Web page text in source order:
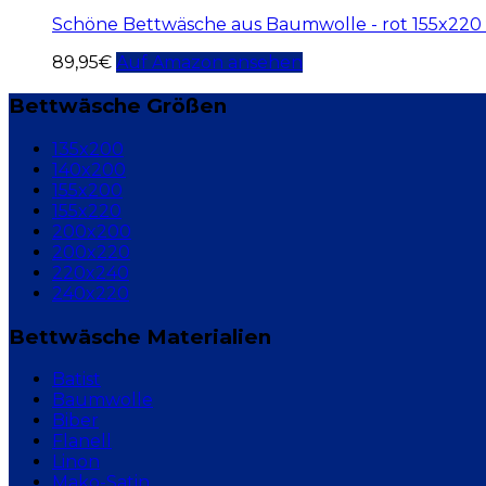
Schöne Bettwäsche aus Baumwolle - rot 155x220
89,95€ Auf Amazon ansehen
Bettwäsche Größen
135x200
140x200
155x200
155x220
200x200
200x220
220x240
240x220
Bettwäsche Materialien
Batist
Baumwolle
Biber
Flanell
Linon